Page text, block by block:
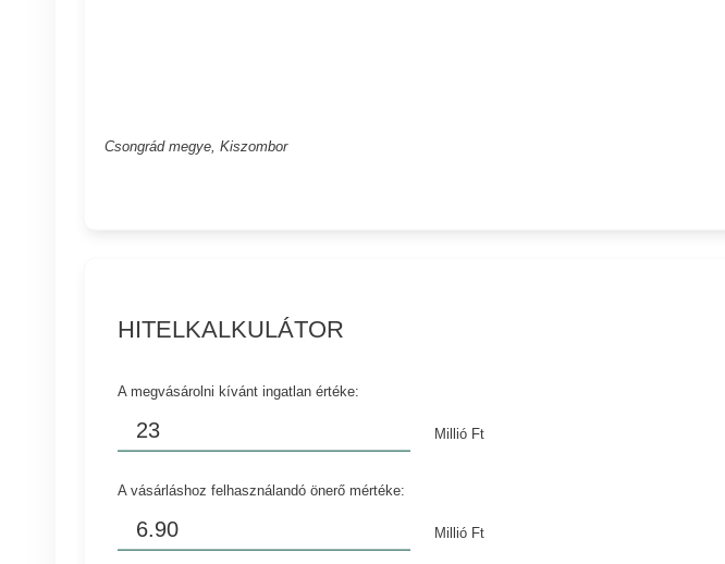
Csongrád megye, Kiszombor
HITELKALKULÁTOR
A megvásárolni kívánt ingatlan értéke:
Millió Ft
A vásárláshoz felhasználandó önerő mértéke:
Millió Ft